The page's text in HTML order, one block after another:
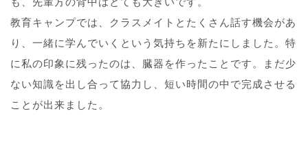
教育キャンプでは、クラスメイトとたくさん話す機会があ
り、一緒に学んでいくという気持ちを新たにしました。特
に私の印象に残ったのは、臓器を作ったことです。まだ少
ない知識を出し合って協力し、短い時間の中で完成させる
ことが出来ました。